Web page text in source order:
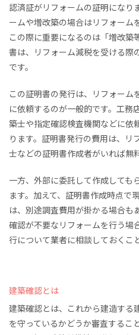
認済証がリフォームの証明になり
ームや増改築の場合はリフォーム
この際に重要になるのは「増改築
書は、リフォーム減税を受ける際
です。
この証明書の発行は、リフォーム
に依頼するのが一般的です。工務
築士や指定確認検査機関などに依
ります。証明書発行の費用は、リ
士などの証明書作成者がいれば無
一方、外部に委託して作成しても
ます。加えて、証明書作成時点で
は、別途調査費用が掛かる場合も
確認が不要なリフォームを行う場
行について業者に相談しておくこ
建築確認とは
建築確認とは、これから建造する
を守っているかどうか審査するこ